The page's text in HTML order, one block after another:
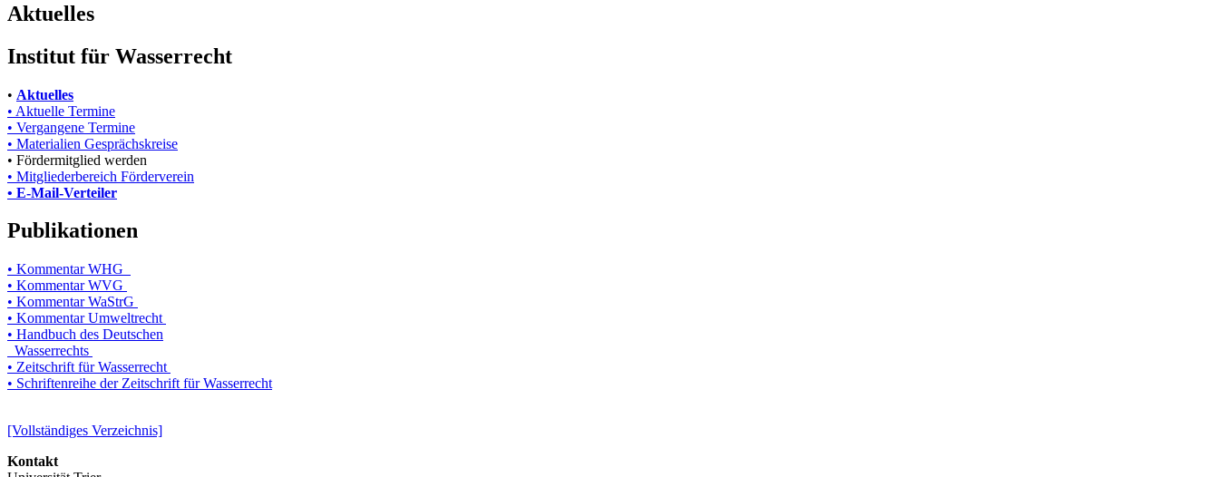
Aktuelles
Institut für Wasserrecht
• Aktuelles
• Aktuelle Termine
• Vergangene Termine
• Materialien Gesprächskreise
• Fördermitglied werden
• Mitgliederbereich Förderverein
• E-Mail-Verteiler
Publikationen
• Kommentar WHG
• Kommentar WVG
• Kommentar WaStrG
• Kommentar Umweltrecht
• Handbuch des Deutschen
Wasserrechts
• Zeitschrift für Wasserrecht
• Schriftenreihe der Zeitschrift für Wasserrecht
[Vollständiges Verzeichnis]
Kontakt